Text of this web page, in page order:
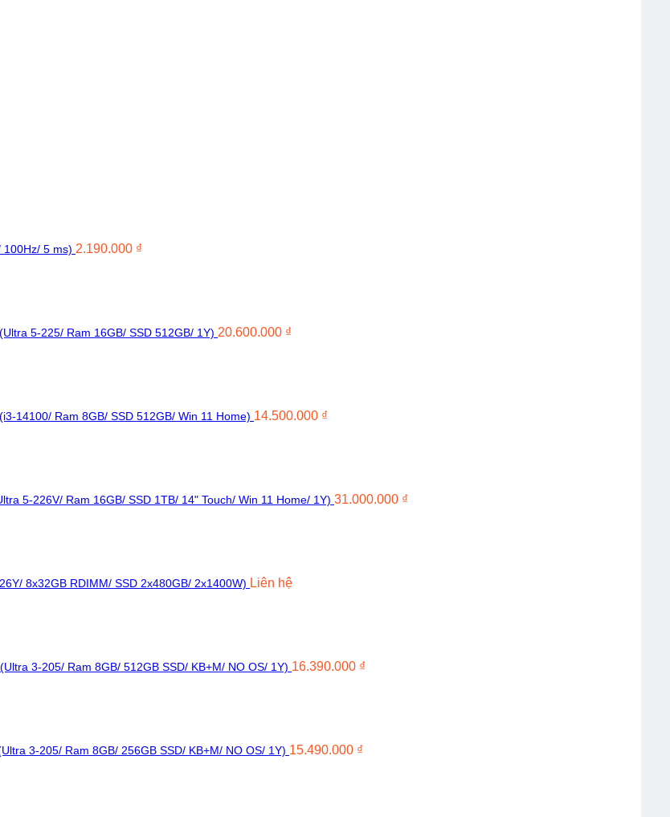
100Hz/ 5 ms) 2.190.000 ₫
5-225/ Ram 16GB/ SSD 512GB/ 1Y) 20.600.000 ₫
14100/ Ram 8GB/ SSD 512GB/ Win 11 Home) 14.500.000 ₫
5-226V/ Ram 16GB/ SSD 1TB/ 14" Touch/ Win 11 Home/ 1Y) 31.000.000 ₫
8x32GB RDIMM/ SSD 2x480GB/ 2x1400W) Liên hệ
3-205/ Ram 8GB/ 512GB SSD/ KB+M/ NO OS/ 1Y) 16.390.000 ₫
3-205/ Ram 8GB/ 256GB SSD/ KB+M/ NO OS/ 1Y) 15.490.000 ₫